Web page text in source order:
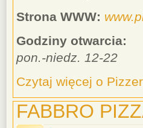
Strona WWW:
Godziny otwarcia:
pon.-niedz. 12-22
Czytaj więcej o
FABBRO